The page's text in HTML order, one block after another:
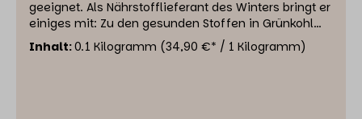
geeignet. Als Nährstofflieferant des Winters bringt er
einiges mit: Zu den gesunden Stoffen in Grünkohl
zählen etwa Vitamin A, C, E und K sowie B-Vitamine
und antioxidative Pflanzenstoffe. Zudem enthält er
Inhalt:0.1 Kilogramm (34,90 €* / 1 Kilogramm)